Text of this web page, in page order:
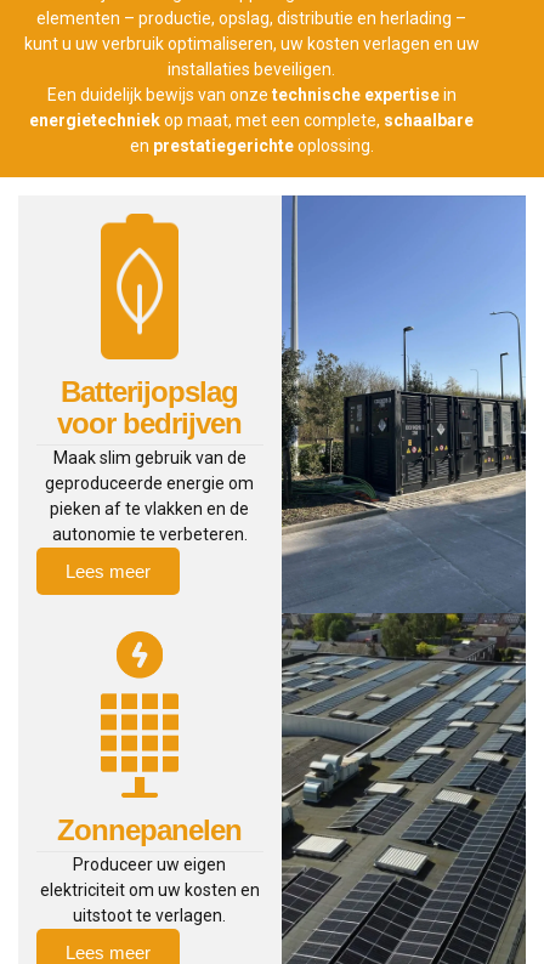
elementen – productie, opslag, distributie en herlading –
kunt u uw verbruik optimaliseren, uw kosten verlagen en uw
installaties beveiligen.
Een duidelijk bewijs van onze technische expertisein
energietechniekop maat, met een complete, schaalbare
en prestatiegerichteoplossing.
Batterijopslag
voor bedrijven
Maak slim gebruik van de
geproduceerde energie om
pieken af te vlakken en de
autonomie te verbeteren.
Lees meer
Zonnepanelen
Produceer uw eigen
elektriciteit om uw kosten en
uitstoot te verlagen.
Lees meer